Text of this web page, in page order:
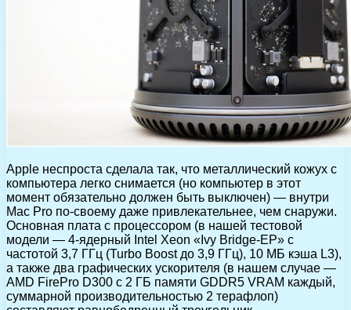
Apple неспроста сделала так, что металлический кожух с
компьютера легко снимается (но компьютер в этот
момент обязательно должен быть выключен) — внутри
Mac Pro по-своему даже привлекательнее, чем снаружи.
Основная плата с процессором (в нашей тестовой
модели — 4-ядерный Intel Xeon «Ivy Bridge-EP» с
частотой 3,7 ГГц (Turbo Boost до 3,9 ГГц), 10 МБ кэша L3),
а также два графических ускорителя (в нашем случае —
AMD FirePro D300 с 2 ГБ памяти GDDR5 VRAM каждый,
суммарной производительностью 2 терафлоп)